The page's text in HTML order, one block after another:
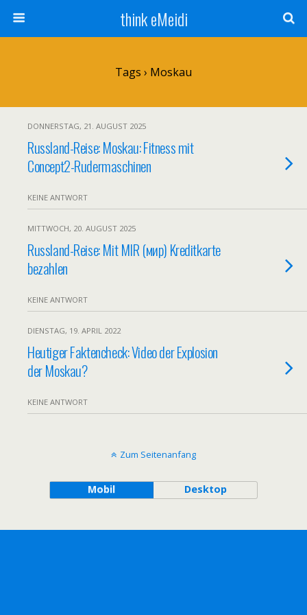
think eMeidi
Tags › Moskau
DONNERSTAG, 21. AUGUST 2025
Russland-Reise: Moskau: Fitness mit
Concept2-Rudermaschinen
KEINE ANTWORT
MITTWOCH, 20. AUGUST 2025
Russland-Reise: Mit MIR (мир) Kreditkarte
bezahlen
KEINE ANTWORT
DIENSTAG, 19. APRIL 2022
Heutiger Faktencheck: Video der Explosion
der Moskau?
KEINE ANTWORT
Zum Seitenanfang
Mobil Desktop